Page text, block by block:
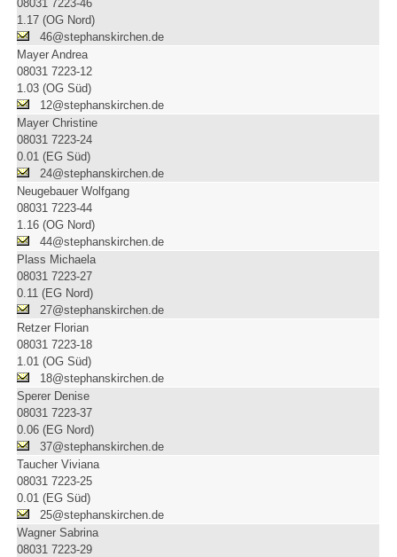
08031 7223-46
1.17 (OG Nord)
46@stephanskirchen.de
Mayer Andrea
08031 7223-12
1.03 (OG Süd)
12@stephanskirchen.de
Mayer Christine
08031 7223-24
0.01 (EG Süd)
24@stephanskirchen.de
Neugebauer Wolfgang
08031 7223-44
1.16 (OG Nord)
44@stephanskirchen.de
Plass Michaela
08031 7223-27
0.11 (EG Nord)
27@stephanskirchen.de
Retzer Florian
08031 7223-18
1.01 (OG Süd)
18@stephanskirchen.de
Sperer Denise
08031 7223-37
0.06 (EG Nord)
37@stephanskirchen.de
Taucher Viviana
08031 7223-25
0.01 (EG Süd)
25@stephanskirchen.de
Wagner Sabrina
08031 7223-29